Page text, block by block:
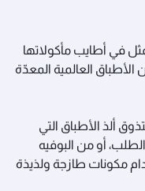
في أطايب مأكولاتها
الأطباق العالمية المعدّة
ألذ الأطباق التي
أو من البوفيه
مكونات طازجة ولذيذة